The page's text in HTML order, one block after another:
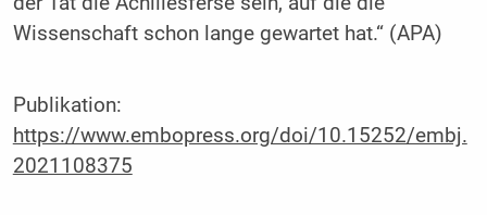
Wissenschaft schon lange gewartet hat.“ (APA)
Publikation:
https://www.embopress.org/doi/10.15252/embj.
2021108375